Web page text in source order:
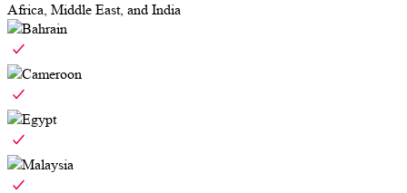
Africa, Middle East, and India
Bahrain
Cameroon
Egypt
Malaysia